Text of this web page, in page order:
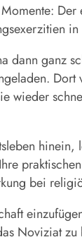
ganz
wieder
bei
Noviziat zu